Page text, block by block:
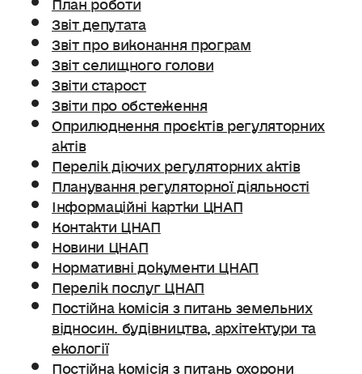
Звіт депутата
Звіт про виконання програм
Звіт селищного голови
Звіти старост
Звіти про обстеження
Оприлюднення проєктів регуляторних
актів
Перелік діючих регуляторних актів
Планування регуляторної діяльності
Інформаційні картки ЦНАП
Контакти ЦНАП
Новини ЦНАП
Нормативні документи ЦНАП
Перелік послуг ЦНАП
Постійна комісія з питань земельних
відносин. будівництва, архітектури та
екології
Постійна комісія з питань охорони